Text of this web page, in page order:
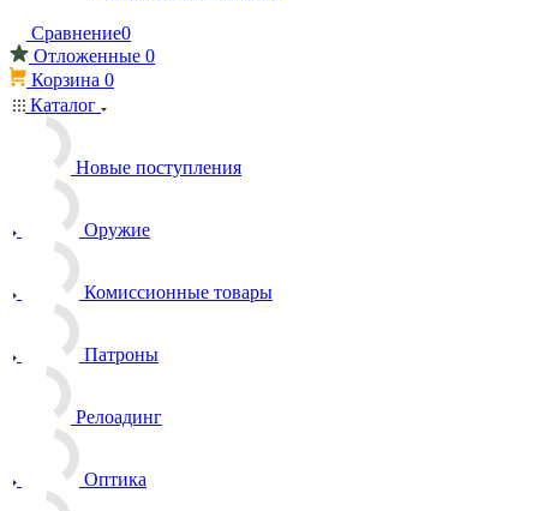
Сравнение0
Отложенные 0
Корзина 0
Каталог
Новые поступления
Оружие
Комиссионные товары
Патроны
Релоадинг
Оптика